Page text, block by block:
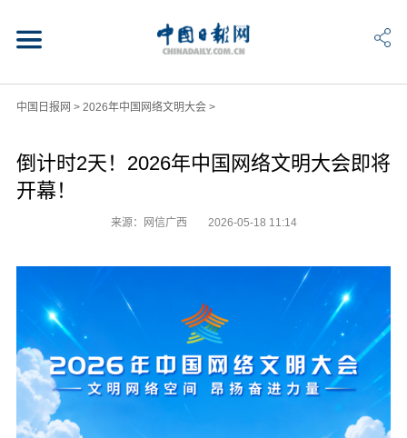
中国日报网 > 2026年中国网络文明大会>
倒计时2天！2026年中国网络文明大会即将
开幕！
来源：网信广西 2026-05-18 11:14